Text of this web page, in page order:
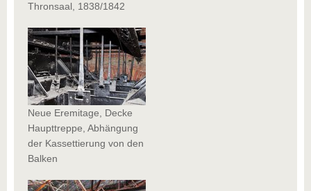
Thronsaal, 1838/1842
Neue Eremitage, Decke
Haupttreppe, Abhängung
der Kassettierung von den
Balken